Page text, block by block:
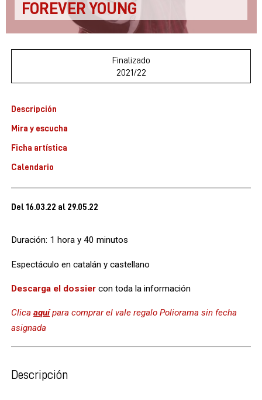
FOREVER YOUNG
Finalizado
2021/22
Descripción
Mira y escucha
Ficha artística
Calendario
Del 16.03.22 al 29.05.22
Duración: 1 hora y 40 minutos
Espectáculo en catalán y castellano
Descarga el dossier con toda la información
Clica aquípara comprar el vale regalo Poliorama sin fecha
asignada
Descripción